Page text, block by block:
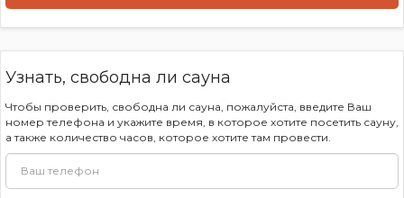
ВСЕ ВИДЫ МАССАЖА!!
Выполняет массажистка с медицинским образованием :
МАССАЖ СПИНЫ.
ШЕЙНО ВОРОТНИКОВОЙ ЗОНЫ.
СТОПЫ.
НИЖНИЕ И ВЕРХНИЕ КОНЕЧНОСТИ.
ГОЛОВА, ЛИЦО
КОМПЛЕКСНЫЙ, ЛЕЧЕБНЫЙ, РАССЛАБЛЯЮЩИЙ
МАССАЖ.
ЦЕНА ВАС ПРИЯТНО УДИВИТ А ТАК ЖЕ ПРИ ЗВОНКЕ
ОБЯЗАТЕЛЬНО ОЗВУЧЬТЕ, ЧТО ВАМ НУЖЕН МАССАЖ.
Узнать, свободна ли сауна
Чтобы проверить, свободна ли сауна, пожалуйста, введите Ваш
номер телефона и укажите время, в которое хотите посетить сауну,
а также количество часов, которое хотите там провести.